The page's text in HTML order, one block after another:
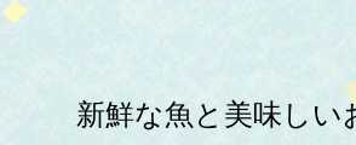
新鮮な魚と美味しい